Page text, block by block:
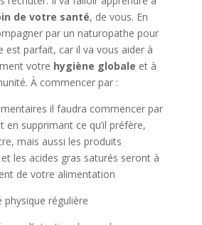
de votre santé, de vous. En
par un naturopathe pour
est parfait, car il va vous aider à
votre hygiène globale et à
À commencer par :
il faudra commencer par
en supprimant ce qu’il préfère,
mais aussi les produits
les acides gras saturés seront à
de votre alimentation
régulière